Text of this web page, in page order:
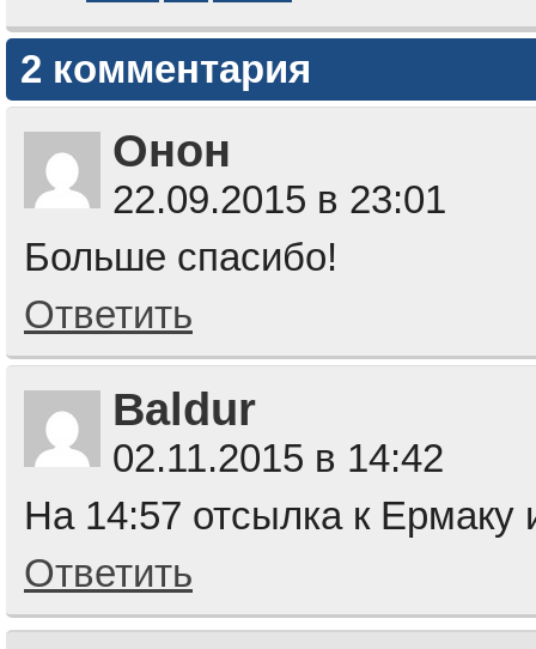
2 комментария
Онон
22.09.2015 в 23:01
Больше спасибо!
Ответить
Baldur
02.11.2015 в 14:42
На 14:57 отсылка к Ермаку
Ответить